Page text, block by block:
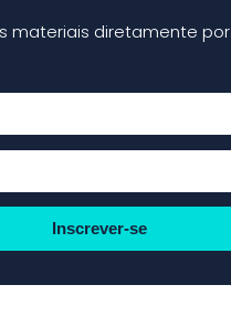
materiais diretamente por
Inscrever-se